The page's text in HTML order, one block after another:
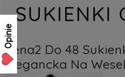
SUKIENKI
Lena2 Do 48
Elegancka Na
Opinie